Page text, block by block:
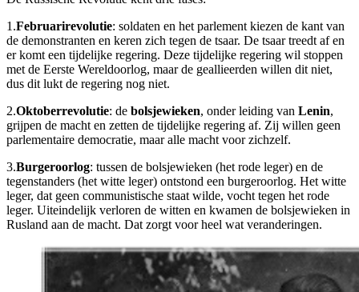
1.Februarirevolutie: soldaten en het parlement kiezen de kant van
de demonstranten en keren zich tegen de tsaar. De tsaar treedt af en
er komt een tijdelijke regering. Deze tijdelijke regering wil stoppen
met de Eerste Wereldoorlog, maar de geallieerden willen dit niet,
dus dit lukt de regering nog niet.
2.Oktoberrevolutie: de bolsjewieken, onder leiding van Lenin,
grijpen de macht en zetten de tijdelijke regering af. Zij willen geen
parlementaire democratie, maar alle macht voor zichzelf.
3.Burgeroorlog: tussen de bolsjewieken (het rode leger) en de
tegenstanders (het witte leger) ontstond een burgeroorlog. Het witte
leger, dat geen communistische staat wilde, vocht tegen het rode
leger. Uiteindelijk verloren de witten en kwamen de bolsjewieken in
Rusland aan de macht. Dat zorgt voor heel wat veranderingen.